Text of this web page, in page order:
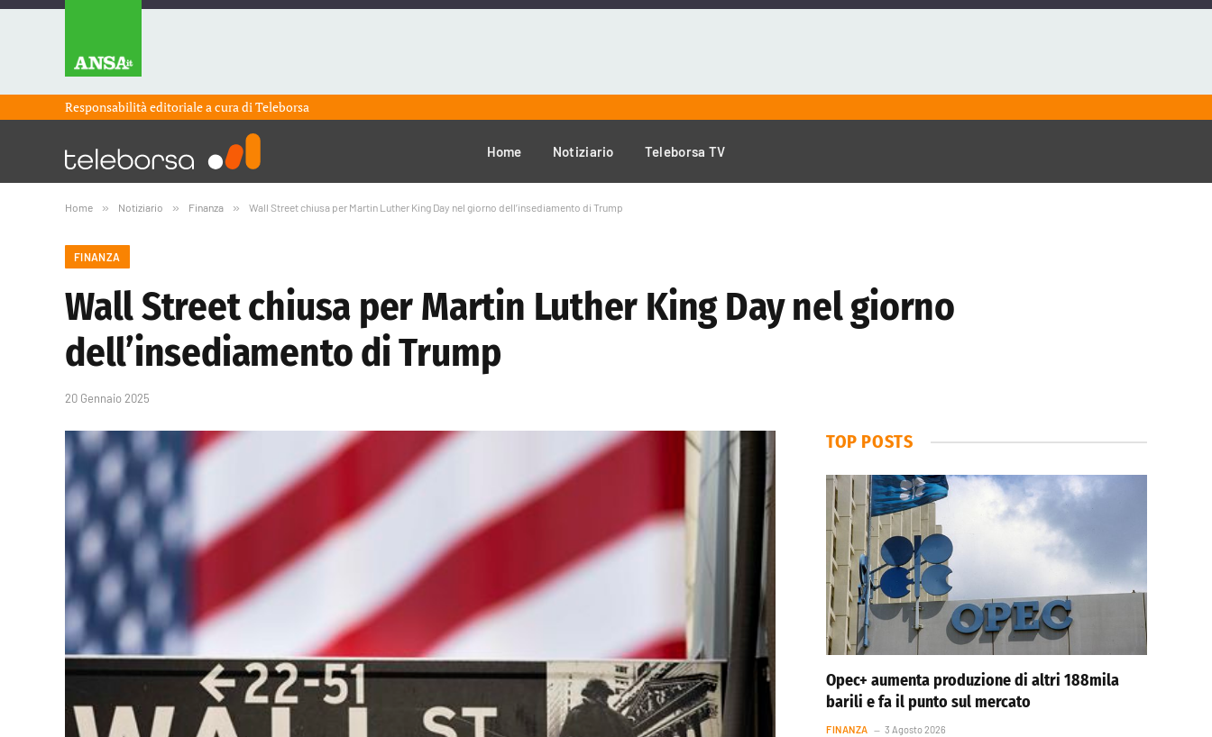
Responsabilità editoriale a cura diTeleborsa
Home Notiziario Teleborsa TV
Home » Notiziario » Finanza » Wall Street chiusa per Martin Luther King Day nel giorno dell’insediamento di Trump
FINANZA
Wall Street chiusa per Martin Luther King Day nel giorno
dell’insediamento di Trump
20 Gennaio 2025
TOP POSTS
Opec+ aumenta produzione di altri 188mila
barili e fa il punto sul mercato
FINANZA 3 Agosto 2026